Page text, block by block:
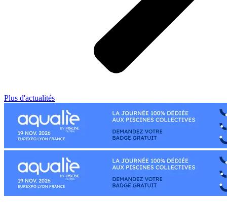
Plus d'actualités